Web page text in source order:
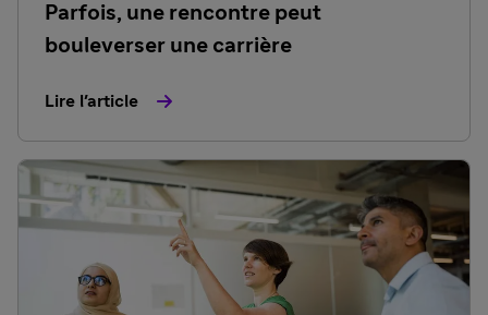
Parfois, une rencontre peut
bouleverser une carrière
Lire l'article